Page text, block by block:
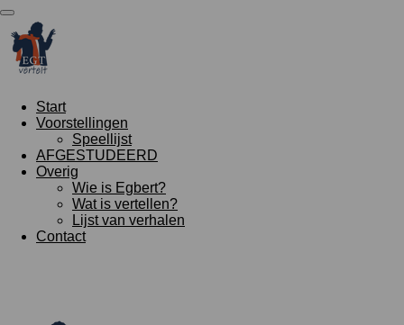
Ga
direct
naar
de
Start
Voorstellingen
Speellijst
AFGESTUDEERD
Overig
Wie is Egbert?
Wat is vertellen?
Lijst van verhalen
Contact